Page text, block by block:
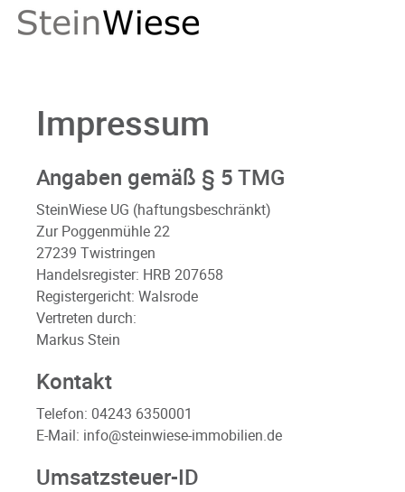
Impressum
Angaben gemäß § 5 TMG
SteinWiese UG (haftungsbeschränkt)
Zur Poggenmühle 22
27239 Twistringen
Handelsregister: HRB 207658
Registergericht: Walsrode
Vertreten durch:
Markus Stein
Kontakt
Telefon: 04243 6350001
E-Mail: info@steinwiese-immobilien.de
Umsatzsteuer-ID